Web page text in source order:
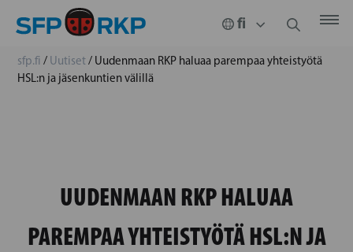
sfp.fi / Uutiset/ Uudenmaan RKP haluaa parempaa yhteistyötä
HSL:n ja jäsenkuntien välillä
UUDENMAAN RKP HALUAA
PAREMPAA YHTEISTYÖTÄ HSL:N JA